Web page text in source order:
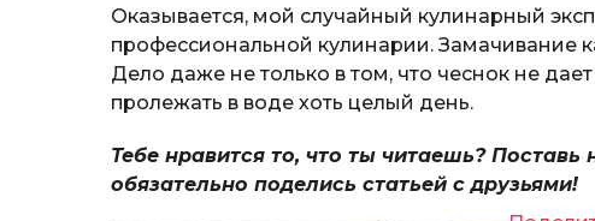
Оказывается, мой случайный кулинарный
профессиональной кулинарии. Замачивание
Дело даже не только в том, что чеснок не
пролежать в воде хоть целый день.
Тебе нравится то, что ты читаешь?
обязательно поделись статьей с друзьями!